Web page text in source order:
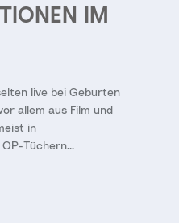
IM
live bei Geburten
allem aus Film und
in
Tüchern...